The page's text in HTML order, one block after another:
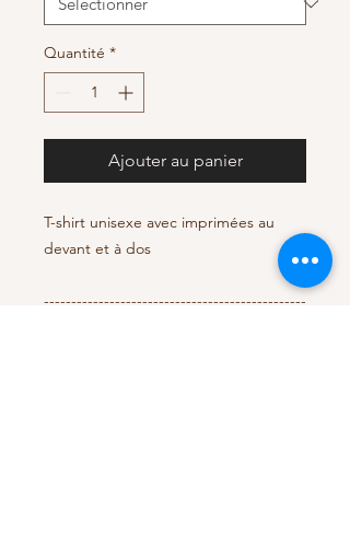
Quantité *
Ajouter au panier
T-shirt unisexe avec imprimées au
devant et à dos
------------------------------------------------